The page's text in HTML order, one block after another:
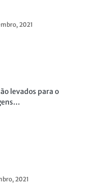
2021
levados para o
2021